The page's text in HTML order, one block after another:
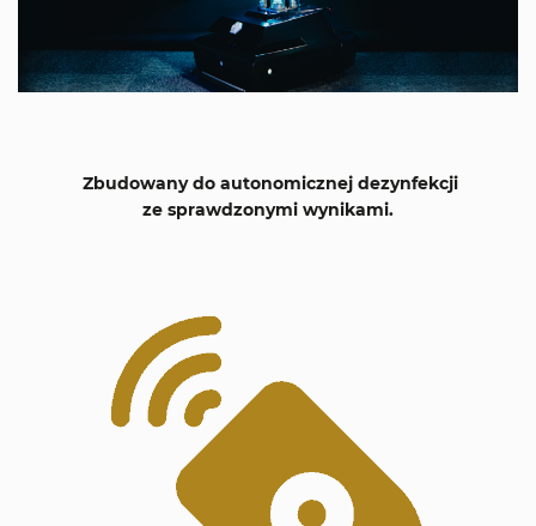
Zbudowany do autonomicznej dezynfekcji
ze sprawdzonymi wynikami.